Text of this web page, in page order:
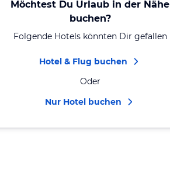
Möchtest Du Urlaub in der Nähe
buchen?
Folgende Hotels könnten Dir gefallen
Hotel & Flug buchen
Oder
Nur Hotel buchen